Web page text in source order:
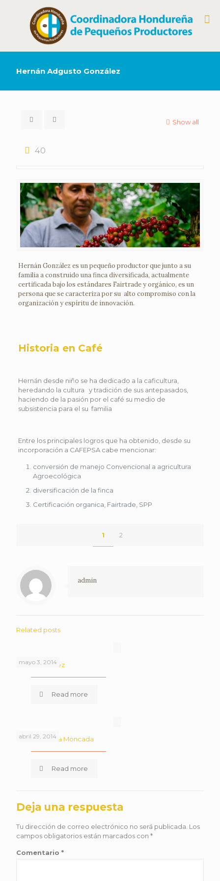
Hernán Adgusto González
Show all
40
Hernán González es un pequeño productor que junto a su
familia a construido una finca diversificada, actualmente
certificada bajo los estándares Fairtrade y orgánico, es un
persona que se caracteriza por su alto compromiso con la
organización y espíritu de innovación.
Historia en Café
Hernán desde niño se ha dedicado a la caficultura,
heredando la cultura y tradición de sus antepasados,
haciendo de la pasión por el café su medio de
subsistencia para el su familia
Entre los principales logros que ha obtenido, desde su
incorporación a CAFEPSA cabe mencionar:
conversión de manejo Convencional a agricultura
Agroecológica
diversificación de la finca
Certificación organica, Fairtrade, SPP
1 2
admin
Related posts
mayo 3, 2014
Daniel Ramirez
Read more
abril 29, 2014
Diana Rosinda Moncada
Read more
Deja una respuesta
Tu dirección de correo electrónico no será publicada. Los
campos obligatorios están marcados con *
Comentario *